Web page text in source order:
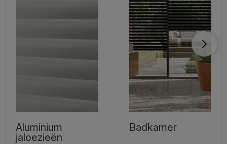
Aluminium
jaloezieën
Badkamer